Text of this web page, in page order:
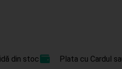
din stoc Plata cu Cardul